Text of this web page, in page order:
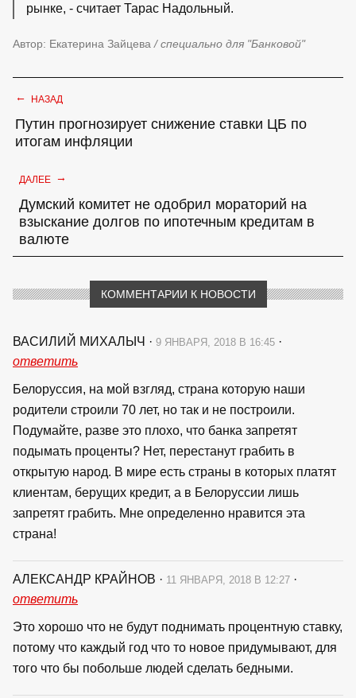
рынке, - считает Тарас Надольный.
Автор: Екатерина Зайцева / специально для "Банковой"
← НАЗАД
Путин прогнозирует снижение ставки ЦБ по
итогам инфляции
ДАЛЕЕ →
Думский комитет не одобрил мораторий на
взыскание долгов по ипотечным кредитам в
валюте
КОММЕНТАРИИ К НОВОСТИ
ВАСИЛИЙ МИХАЛЫЧ · 9 ЯНВАРЯ, 2018 В 16:45 ·
ответить
Белоруссия, на мой взгляд, страна которую наши
родители строили 70 лет, но так и не построили.
Подумайте, разве это плохо, что банка запретят
подымать проценты? Нет, перестанут грабить в
открытую народ. В мире есть страны в которых платят
клиентам, берущих кредит, а в Белоруссии лишь
запретят грабить. Мне определенно нравится эта
страна!
АЛЕКСАНДР КРАЙНОВ · 11 ЯНВАРЯ, 2018 В 12:27 ·
ответить
Это хорошо что не будут поднимать процентную ставку,
потому что каждый год что то новое придумывают, для
того что бы побольше людей сделать бедными.